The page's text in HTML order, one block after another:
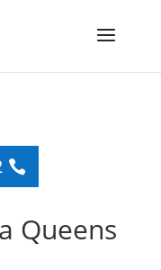
Queens